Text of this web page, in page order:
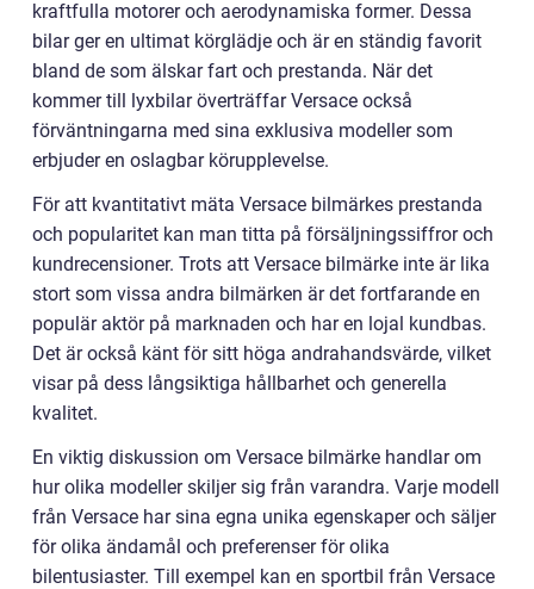
kraftfulla motorer och aerodynamiska former. Dessa
bilar ger en ultimat körglädje och är en ständig favorit
bland de som älskar fart och prestanda. När det
kommer till lyxbilar överträffar Versace också
förväntningarna med sina exklusiva modeller som
erbjuder en oslagbar körupplevelse.
För att kvantitativt mäta Versace bilmärkes prestanda
och popularitet kan man titta på försäljningssiffror och
kundrecensioner. Trots att Versace bilmärke inte är lika
stort som vissa andra bilmärken är det fortfarande en
populär aktör på marknaden och har en lojal kundbas.
Det är också känt för sitt höga andrahandsvärde, vilket
visar på dess långsiktiga hållbarhet och generella
kvalitet.
En viktig diskussion om Versace bilmärke handlar om
hur olika modeller skiljer sig från varandra. Varje modell
från Versace har sina egna unika egenskaper och säljer
för olika ändamål och preferenser för olika
bilentusiaster. Till exempel kan en sportbil från Versace